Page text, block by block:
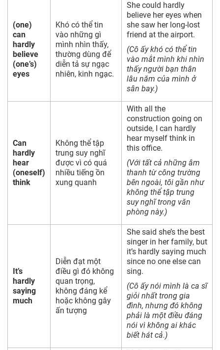
(one)
can
hardly
believe
(one’s)
eyes
Khó có thể tin
vào những gì
mình nhìn thấy,
thường dùng để
diễn tả sự ngạc
nhiên, kinh ngạc.
She could hardly
believe her eyes when
she saw her long-lost
friend at the airport.
(Cô ấy khó có thể tin
vào mắt mình khi nhìn
thấy người bạn thân
lâu năm của mình ở
sân bay.)
Can
hardly
hear
(oneself)
think
Không thể tập
trung suy nghĩ
được vì có quá
nhiều tiếng ồn
xung quanh
With all the
construction going on
outside, I can hardly
hear myself think in
this office.
(Với tất cả những âm
thanh từ công trường
bên ngoài, tôi gần như
không thể tập trung
suy nghĩ trong văn
phòng này.)
It’s
hardly
saying
much
Diễn đạt một
điều gì đó không
quan trọng,
không đáng kể
hoặc không gây
ấn tượng
She said she’s the best
singer in her family, but
it’s hardly saying much
since no one else can
sing.
(Cô ấy nói mình là ca sĩ
giỏi nhất trong gia
đình, nhưng đó không
phải là một điều đáng
nói vì không ai khác
biết hát cả.)